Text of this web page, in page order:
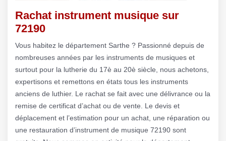
Rachat instrument musique sur
72190
Vous habitez le département Sarthe ? Passionné depuis de
nombreuses années par les instruments de musiques et
surtout pour la lutherie du 17è au 20è siècle, nous achetons,
expertisons et remettons en états tous les instruments
anciens de luthier. Le rachat se fait avec une délivrance ou la
remise de certificat d’achat ou de vente. Le devis et
déplacement et l’estimation pour un achat, une réparation ou
une restauration d’instrument de musique 72190 sont